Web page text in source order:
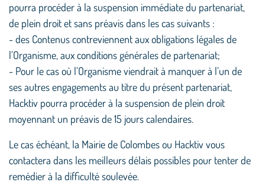
pourra procéder à la suspension immédiate du partenariat,
de plein droit et sans préavis dans les cas suivants :
- des Contenus contreviennent aux obligations légales de
l’Organisme, aux conditions générales de partenariat;
- Pour le cas où l’Organisme viendrait à manquer à l’un de
ses autres engagements au titre du présent partenariat,
Hacktiv pourra procéder à la suspension de plein droit
moyennant un préavis de 15 jours calendaires.
Le cas échéant, la Mairie de Colombes ou Hacktiv vous
contactera dans les meilleurs délais possibles pour tenter de
remédier à la difficulté soulevée.